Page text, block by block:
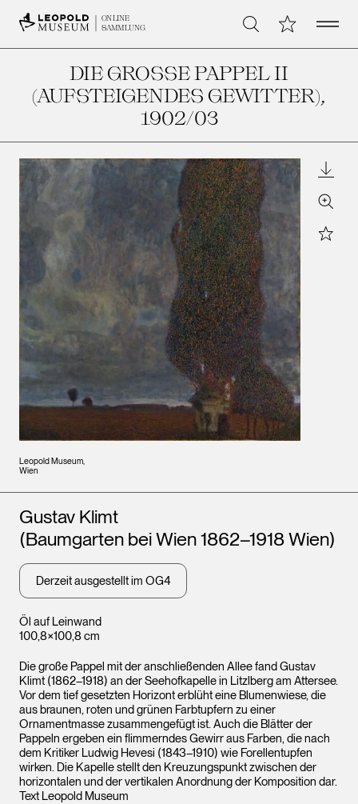
ONLINE
SAMMLUNG
Suche Meine Open
DIE GROSSE PAPPEL II (
AUFSTEIGENDES GEWITTER) ,
1902/03
Leopold Museum,
Wien
Zoom
Star
Öl auf Leinwand
100,8×100,8 cm
Künstler*innen
Gustav Klimt
(Baumgarten bei Wien 1862–1918 Wien)
Derzeit ausgestellt im OG4
Die große Pappel mit der anschließenden Allee fand Gustav
Klimt (1862–1918) an der Seehofkapelle in Litzlberg am Attersee.
Vor dem tief gesetzten Horizont erblüht eine Blumenwiese, die
aus braunen, roten und grünen Farbtupfern zu einer
Ornamentmasse zusammengefügt ist. Auch die Blätter der
Pappeln ergeben ein flimmerndes Gewirr aus Farben, die nach
dem Kritiker Ludwig Hevesi (1843–1910) wie Forellentupfen
wirken. Die Kapelle stellt den Kreuzungspunkt zwischen der
horizontalen und der vertikalen Anordnung der Komposition dar.
Text Leopold Museum